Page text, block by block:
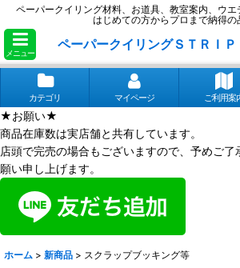
ペーパークイリング材料、お道具、教室案内、ウ
はじめての方からプロまで納得の
メニュー
ペーパークイリングＳＴＲＩＰ
カテゴリ マイページ ご利用案
★お願い★
商品在庫数は実店舗と共有しています。
店頭で完売の場合もございますので、予めご
願い申し上げます。
ホーム > 新商品 > スクラップブッキング等